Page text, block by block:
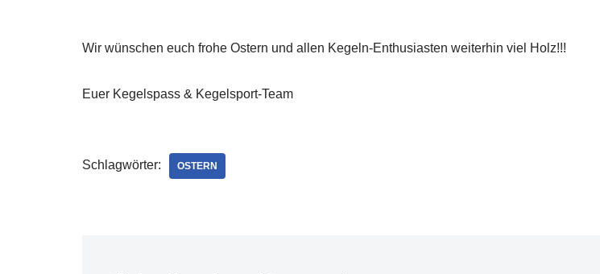
Wir wünschen euch frohe Ostern und allen Kegeln-Enthusiasten weiterhin viel Holz!!!
Euer Kegelspass & Kegelsport-Team
Schlagwörter: OSTERN